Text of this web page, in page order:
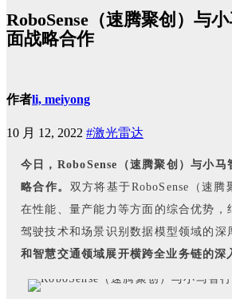
RoboSense（速腾聚创）与
面战略合作
作者li, meiyong
10 月 12, 2022 #激光雷达
今日，RoboSense（速腾聚创）与小马
略合作。 双方将基于RoboSense（速腾
在性能、量产能力等方面的综合优势，
驾驶技术和场景识别数据模型领域的深
和智慧交通领域展开横跨全业务链的深